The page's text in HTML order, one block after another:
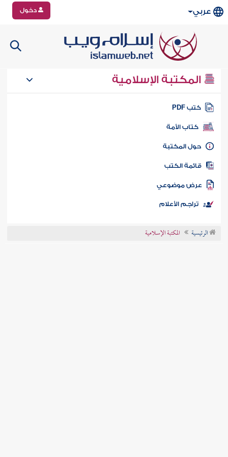
عربي دخول
المكتبة الإسلامية
كتب PDF
كتاب الأمة
المكتبة
الكتب
موضوعي
تراجم الأعلام
الرئيسية المكتبة الإسلامية